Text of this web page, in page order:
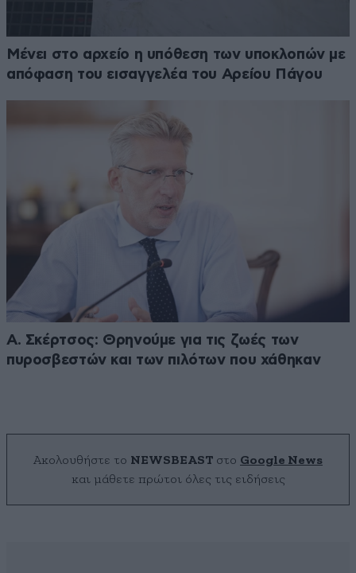
Μένει στο αρχείο η υπόθεση των υποκλοπών με
απόφαση του εισαγγελέα του Αρείου Πάγου
Α. Σκέρτσος: Θρηνούμε για τις ζωές των
πυροσβεστών και των πιλότων που χάθηκαν
Ακολουθήστε το NEWSBEAST στο Google News
και μάθετε πρώτοι όλες τις ειδήσεις